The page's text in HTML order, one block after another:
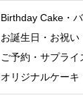
Birthday Cake・
お誕生日・お祝い
ご予約・サプライ
オリジナルケーキ